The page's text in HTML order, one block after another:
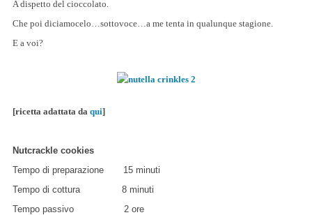
A dispetto del cioccolato.
Che poi diciamocelo…sottovoce…a me tenta in qualunque stagione.
E a voi?
[ricetta adattata da qui]
Nutcrackle cookies
Tempo di preparazione 15 minuti
Tempo di cottura 8 minuti
Tempo passivo 2 ore